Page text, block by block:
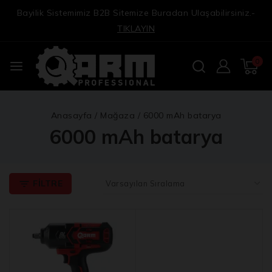
Bayilik Sistemimiz B2B Sitemize Buradan Ulaşabilirsiniz.-
TIKLAYIN
0
Anasayfa / Mağaza / 6000 mAh batarya
6000 mAh batarya
FILTRE